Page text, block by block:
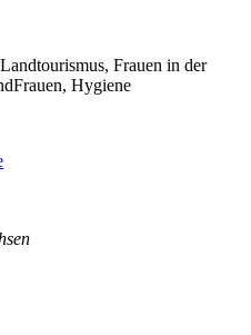
Frauen in der
Hygiene